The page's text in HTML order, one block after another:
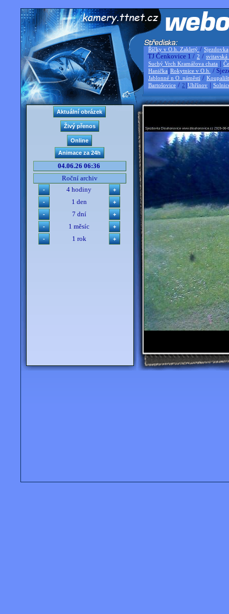
Říčky v O.h. Zakletý / Sjezdovka
TJ Čenkovice 1 / 2 / svitavská
Suchý Vrch Kramářova chata |
Hanička |Rokytnice v O.h. /
Jablonné n O. náměstí /
Bartošovice / 2 |Uhřínov |
04.06.26 06:36
Roční archiv
4 hodiny
1 den
7 dní
1 měsíc
1 rok